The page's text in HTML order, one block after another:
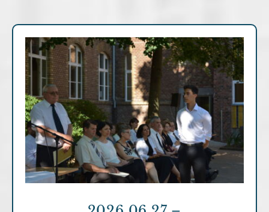
Hírek, események Képgaléria